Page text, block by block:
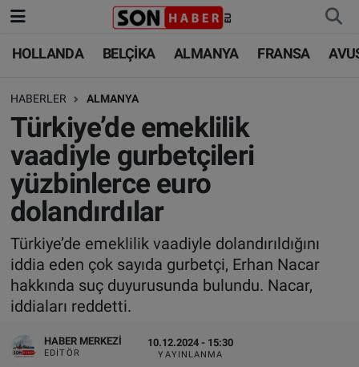
HOLLANDA BELÇİKA ALMANYA FRANSA
HABERLER ALMANYA
Türkiye’de emeklilik
vaadiyle gurbetçileri
yüzbinlerce euro
dolandırdılar
Türkiye’de emeklilik vaadiyle dolandırıldığını
iddia eden çok sayıda gurbetçi, Erhan Nacar
hakkında suç duyurusunda bulundu. Nacar,
iddiaları reddetti.
HABER MERKEZI
EDITÖR
10.12.2024 - 15:30
YAYINLANMA
HOLLANDA
BELÇİKA
ALMANYA
FRANSA
AVUSTURYA
SAĞLIK - YAŞAM
BİLİM-TEKNOLOJİ
HOLLANDA
BELÇİKA
ALMANYA
TÜRKİYE
DÜNYA
BİLİM-TEKNOLOJİ
SAĞLIK
FOTO GALERİ
Nöbetçi Eczaneler
Hava Durumu
Trafik Durumu
Süper Lig Puan Durumu ve Fikstür
Tüm Manşetler
Son Dakika Haberleri
Haber Arşivi